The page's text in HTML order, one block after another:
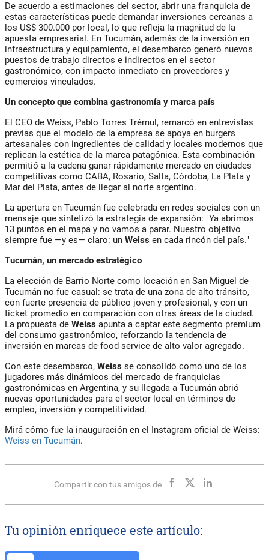
De acuerdo a estimaciones del sector, abrir una franquicia de
estas características puede demandar inversiones cercanas a
los US$ 300.000 por local, lo que refleja la magnitud de la
apuesta empresarial. En Tucumán, además de la inversión en
infraestructura y equipamiento, el desembarco generó nuevos
puestos de trabajo directos e indirectos en el sector
gastronómico, con impacto inmediato en proveedores y
comercios vinculados.
Un concepto que combina gastronomía y marca país
El CEO de Weiss, Pablo Torres Trémul, remarcó en entrevistas
previas que el modelo de la empresa se apoya en burgers
artesanales con ingredientes de calidad y locales modernos que
replican la estética de la marca patagónica. Esta combinación
permitió a la cadena ganar rápidamente mercado en ciudades
competitivas como CABA, Rosario, Salta, Córdoba, La Plata y
Mar del Plata, antes de llegar al norte argentino.
La apertura en Tucumán fue celebrada en redes sociales con un
mensaje que sintetizó la estrategia de expansión: "Ya abrimos
13 puntos en el mapa y no vamos a parar. Nuestro objetivo
siempre fue —y es— claro: un Weiss en cada rincón del país."
Tucumán, un mercado estratégico
La elección de Barrio Norte como locación en San Miguel de
Tucumán no fue casual: se trata de una zona de alto tránsito,
con fuerte presencia de público joven y profesional, y con un
ticket promedio en comparación con otras áreas de la ciudad.
La propuesta de Weiss apunta a captar este segmento premium
del consumo gastronómico, reforzando la tendencia de
inversión en marcas de food service de alto valor agregado.
Con este desembarco, Weiss se consolidó como uno de los
jugadores más dinámicos del mercado de franquicias
gastronómicas en Argentina, y su llegada a Tucumán abrió
nuevas oportunidades para el sector local en términos de
empleo, inversión y competitividad.
Mirá cómo fue la inauguración en el Instagram oficial de Weiss:
Weiss en Tucumán.
Compartir con tus amigos de
Tu opinión enriquece este artículo: